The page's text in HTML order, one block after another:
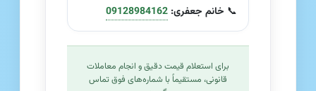
📞 خانم جعفری: 09128984162
برای استعلام قیمت دقیق و انجام معاملات
قانونی، مستقیماً با شماره‌های فوق تماس